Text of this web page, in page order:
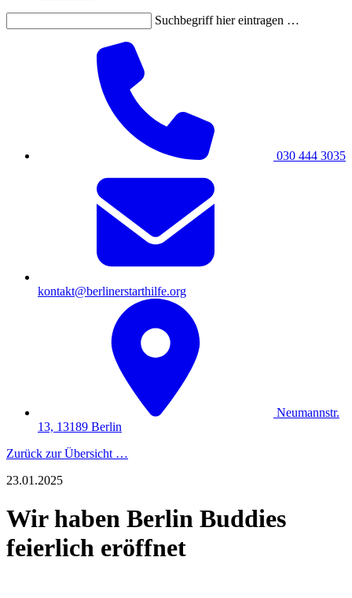
Suchbegriff hier eintragen …
030 444 3035
kontakt@berlinerstarthilfe.org
Neumannstr.
13, 13189 Berlin
Zurück zur Übersicht …
23.01.2025
Wir haben Berlin Buddies
feierlich eröffnet